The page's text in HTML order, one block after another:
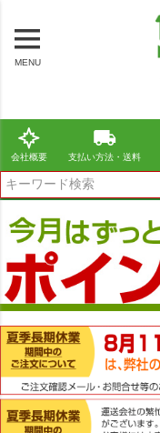
MENU
会社概要 支払い方法・送料